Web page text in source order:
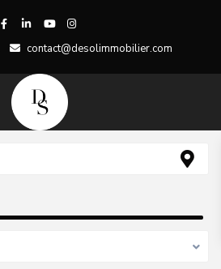
contact@desolimmobilier.com